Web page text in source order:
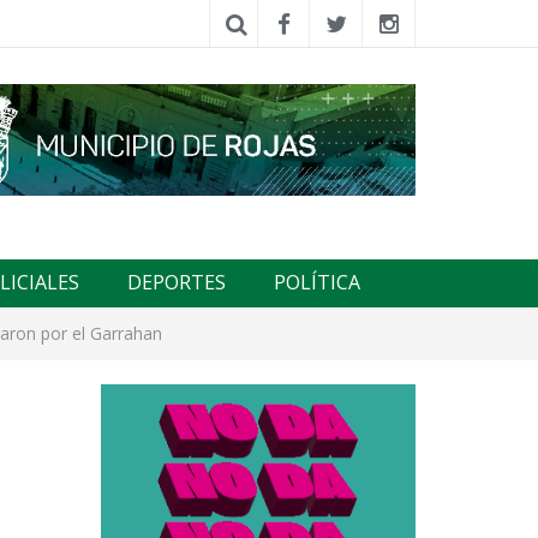
DEPORTES POLÍTICA
por el Garrahan